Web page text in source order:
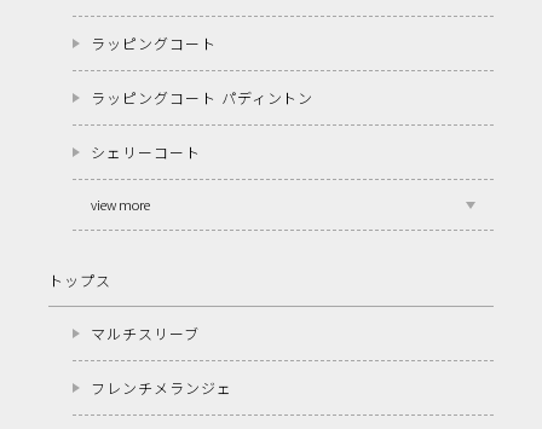
ラッピングコート
ラッピングコート パディントン
シェリーコート
view more
トップス
マルチスリーブ
フレンチメランジェ